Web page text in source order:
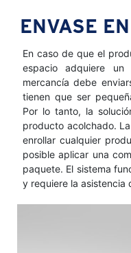
ENVASE
En caso de que el
espacio adquiere
mercancía debe
tienen que ser
Por lo tanto, la
producto acolchado.
enrollar cualquier
posible aplicar una
paquete. El sistema
y requiere la asistencia